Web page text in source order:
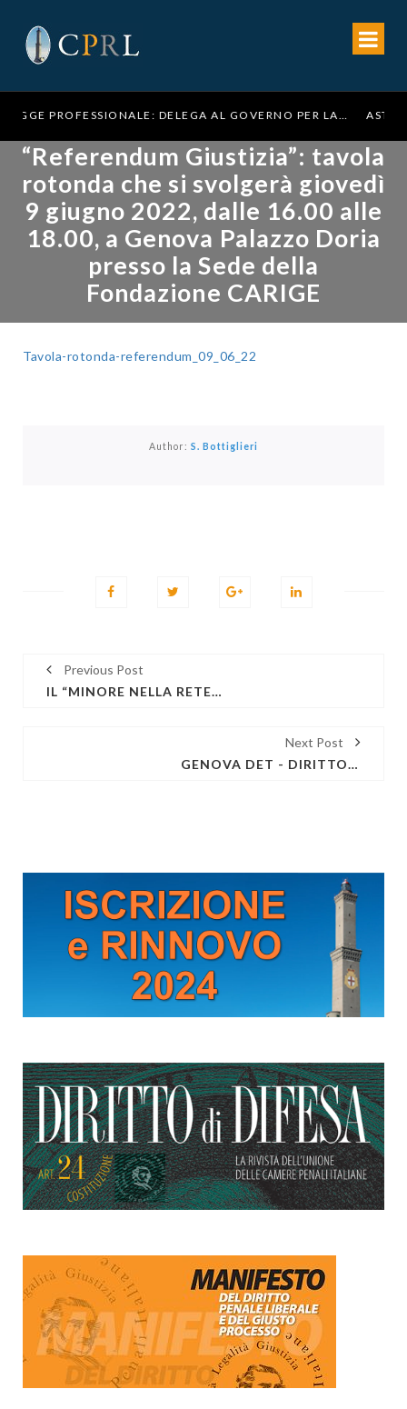
LEGGE PROFESSIONALE: DELEGA AL GOVERNO PER LA RIFORMA DELL’ORDINAMENTO FORENSE
“Referendum Giustizia”: tavola
rotonda che si svolgerà giovedì
9 giugno 2022, dalle 16.00 alle
18.00, a Genova Palazzo Doria
presso la Sede della
Fondazione CARIGE
Tavola-rotonda-referendum_09_06_22
Author: S. Bottiglieri
Previous Post
IL “MINORE NELLA RETE”: PROFILI PENALI E NEUROPSICHIATRICI DEL MINORE VITTIMA E AUTORE DI REATO, MERCOLEDÌ 8 GIUGNO 2022 DALLE 15:00 ALLE 18:00 PRESSO I LOCALI DEL COA DI GENOVA
Next Post
GENOVA DET - DIRITTO, ETICA E TECNOLOGIA